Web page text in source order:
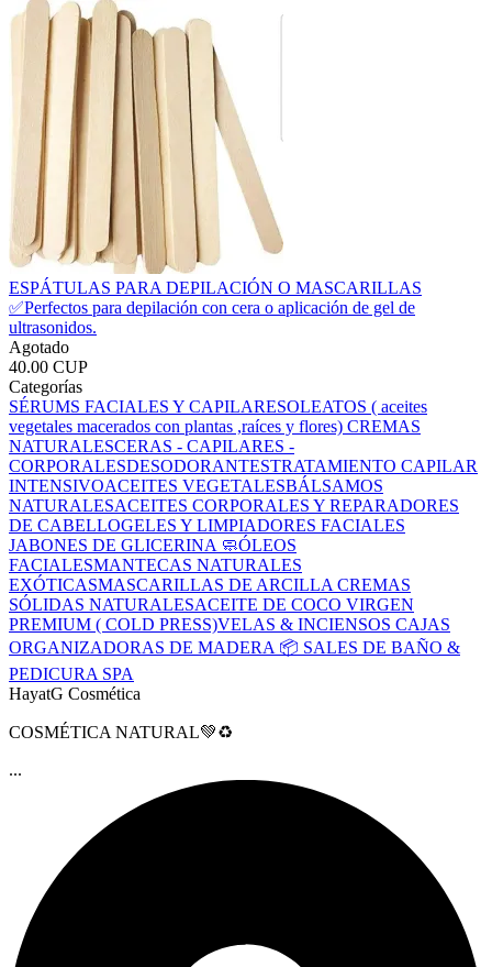
ESPÁTULAS PARA DEPILACIÓN O MASCARILLAS
✅️Perfectos para depilación con cera o aplicación de gel de
ultrasonidos.
Agotado
40.00 CUP
Categorías
SÉRUMS FACIALES Y CAPILARESOLEATOS ( aceites
vegetales macerados con plantas ,raíces y flores) CREMAS
NATURALESCERAS - CAPILARES -
CORPORALESDESODORANTESTRATAMIENTO CAPILAR
INTENSIVOACEITES VEGETALESBÁLSAMOS
NATURALESACEITES CORPORALES Y REPARADORES
DE CABELLOGELES Y LIMPIADORES FACIALES
JABONES DE GLICERINA 🧼ÓLEOS
FACIALESMANTECAS NATURALES
EXÓTICASMASCARILLAS DE ARCILLA CREMAS
SÓLIDAS NATURALESACEITE DE COCO VIRGEN
PREMIUM ( COLD PRESS)VELAS & INCIENSOS CAJAS
ORGANIZADORAS DE MADERA 📦 SALES DE BAÑO &
PEDICURA SPA
HayatG Cosmética
COSMÉTICA NATURAL💚♻️
...